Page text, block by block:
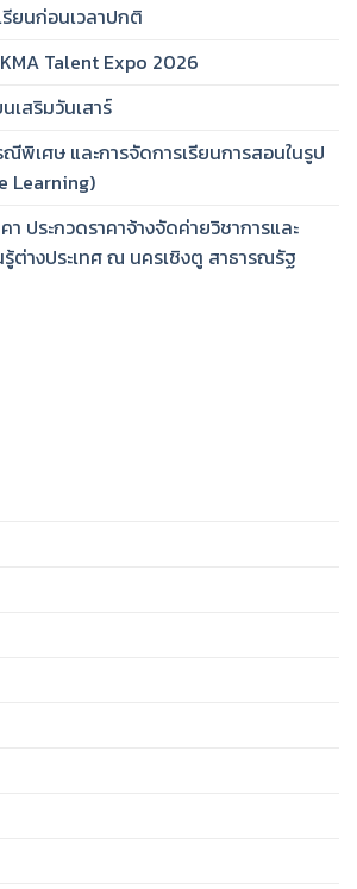
รียนก่อนเวลาปกติ
Talent Expo 2026
เสริมวันเสาร์
พิเศษ และการจัดการเรียนการสอนในรูป
Learning)
า ประกวดราคาจ้างจัดค่ายวิชาการและ
ต่างประเทศ ณ นครเชิงตู สาธารณรัฐ